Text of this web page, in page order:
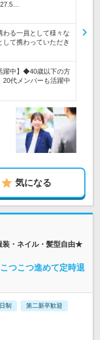
わる一員として様々な
て携わっていただき
躍中】◆40歳以下の方
代メンバーも活躍中
気になる
装・ネイル・髪型自由★
つこつ進めて定時退
制 第二新卒歓迎